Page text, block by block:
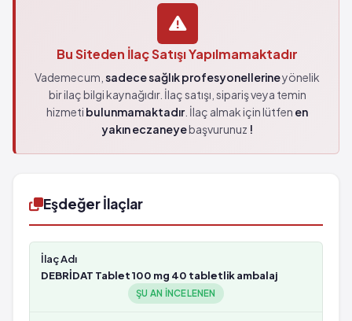
Bu Siteden İlaç Satışı Yapılmamaktadır
Vademecum, sadece sağlık profesyonellerineyönelik
bir ilaç bilgi kaynağıdır. İlaç satışı, sipariş veya temin
hizmeti bulunmamaktadır. İlaç almak için lütfen en
yakın eczaneyebaşvurunuz !
Eşdeğer İlaçlar
DEBRİDAT Tablet 100 mg 40 tabletlik ambalaj
ŞU AN INCELENEN